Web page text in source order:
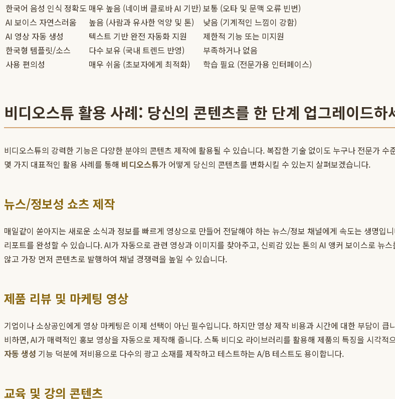
한국어 음성 인식 정확도 매우 높음 (네이버 클로바 AI 기반) 보통 (오타 및 문맥 오류 빈번)
AI 보이스 자연스러움
높음 (사람과 유사한 억양 및 톤)
낮음 (기계적인 느낌이 강함)
AI 영상 자동 생성
텍스트 기반 완전 자동화 지원
제한적 기능 또는 미지원
한국형 템플릿/소스
다수 보유 (국내 트렌드 반영)
부족하거나 없음
사용 편의성
매우 쉬움 (초보자에게 최적화) 학습 필요 (전문가용 인터페이스)
비디오스튜 활용 사례: 당신의 콘텐츠를 한 단계 업그레이드하
비디오스튜의 강력한 기능은 다양한 분야의 콘텐츠 제작에 활용될 수 있습니다. 복잡한 기술 없이도 누구나 전문가
몇 가지 대표적인 활용 사례를 통해 비디오스튜가 어떻게 당신의 콘텐츠를 변화시킬 수 있는지 살펴보겠습니다.
뉴스/정보성 쇼츠 제작
매일같이 쏟아지는 새로운 소식과 정보를 빠르게 영상으로 만들어 전달해야 하는 뉴스/정보 채널에게 속도는 생명
리포트를 완성할 수 있습니다. AI가 자동으로 관련 영상과 이미지를 찾아주고, 신뢰감 있는 톤의 AI 앵커 보이스로 뉴
않고 가장 먼저 콘텐츠로 발행하여 채널 경쟁력을 높일 수 있습니다.
제품 리뷰 및 마케팅 영상
기업이나 소상공인에게 영상 마케팅은 이제 선택이 아닌 필수입니다. 하지만 영상 제작 비용과 시간에 대한 부담이
비하면, AI가 매력적인 홍보 영상을 자동으로 제작해 줍니다. 스톡 비디오 라이브러리를 활용해 제품의 특징을 시각
자동 생성 기능 덕분에 저비용으로 다수의 광고 소재를 제작하고 테스트하는 A/B 테스트도 용이합니다.
교육 및 강의 콘텐츠